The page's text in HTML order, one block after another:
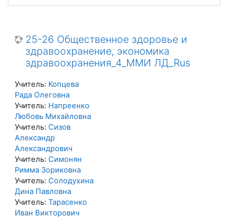
25-26 Общественное здоровье и
здравоохранение, экономика
здравоохранения_4_ММИ ЛД_Rus
Учитель: Копцева
Рада Олеговна
Учитель: Напреенко
Любовь Михайловна
Учитель: Сизов
Александр
Александрович
Учитель: Симонян
Римма Зориковна
Учитель: Солодухина
Дина Павловна
Учитель: Тарасенко
Иван Викторович